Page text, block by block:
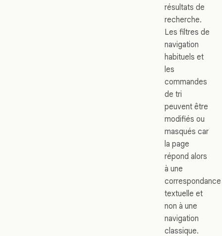
résultats de
recherche.
Les filtres de
navigation
habituels et
les
commandes
de tri
peuvent être
modifiés ou
masqués car
la page
répond alors
à une
correspondance
textuelle et
non à une
navigation
classique.